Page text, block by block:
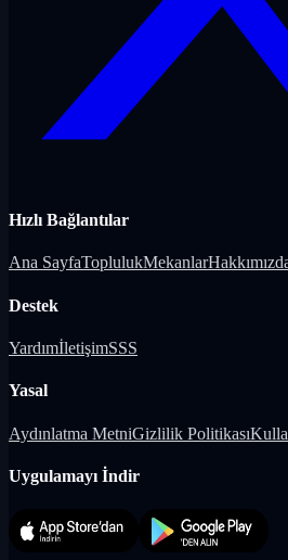
Hızlı Bağlantılar
Ana SayfaToplulukMekanlar
Destek
YardımİletişimSSS
Yasal
Aydınlatma MetniGizlilik Politikası
Uygulamayı İndir